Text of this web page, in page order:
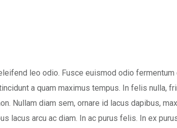
leo odio. Fusce euismod odio
a quam maximus tempus. In felis
Nullam diam sem, ornare id lacus dapibus,
lacus arcu ac diam. In ac purus felis. In ex